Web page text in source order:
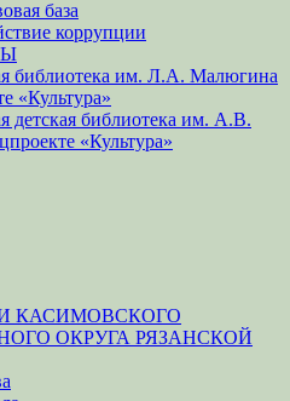
база
коррупции
библиотека им. Л.А. Малюгина
«Культура»
детская библиотека им. А.В.
«Культура»
КАСИМОВСКОГО
ОКРУГА РЯЗАНСКОЙ